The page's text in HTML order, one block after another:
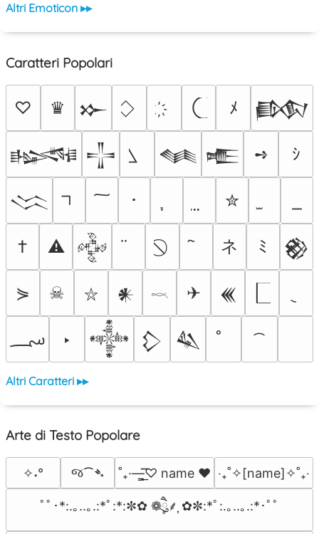
Altri Emoticon ▸▸
Caratteri Popolari
♡ ♛ 𒁍 ﾒ 𒁃
𒈙 𒋲 𒈝 𒍫 ➺ ｼ
𒈱 ･ ✮
† ⚠ 𒅒 ネ ﾐ 𒆙
⋟ ☠ ⛥ 𒀭 𓎖 ✈ 𒌍
؄ ‣ 𒀱 𒁷 𒈑
Altri Caratteri ▸▸
Arte di Testo Popolare
✧˖° જ⁀➴ ˚₊·—̳͟͞͞♡ name ♥️ ‎‧₊˚✧[name]✧˚₊‧
ﾟﾟ･*:.｡..｡.:*ﾟ:*:✼✿ ❁ཻུ۪۪⸙͎ ✿✼:*ﾟ:.｡..｡.:*･ﾟﾟ